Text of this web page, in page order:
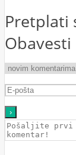
Pretplati
Obavesti